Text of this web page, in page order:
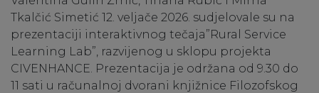
Tkalčić Simetić 12. veljače 2026. sudjelovale su na
prezentaciji interaktivnog tečaja”Rural Service
Learning Lab”, razvijenog u sklopu projekta
CIVENHANCE. Prezentacija je održana od 9.30 do
11 sati u računalnoj dvorani knjižnice Filozofskog